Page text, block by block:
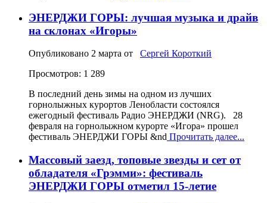
ЭНЕРДЖИ ГОРЫ: лучшая музыка и драйв
на склонах «Игоры»
Опубликовано 2 марта от Сергей Короткий
Просмотров: 1 289
В последний день зимы на одном из лучших
горнолыжных курортов Ленобласти состоялся
ежегодный фестиваль Радио ЭНЕРДЖИ (NRG). 28
февраля на горнолыжном курорте «Игора» прошел
фестиваль ЭНЕРДЖИ ГОРЫ &nd Прочитать далее...
Массовый заезд, топовые звезды и сет от
обладателя «Грэмми»: фестиваль
ЭНЕРДЖИ ГОРЫ отметил 15‑летие